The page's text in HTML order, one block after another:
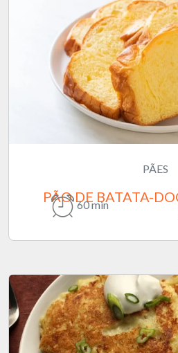
PÃES
PÃO DE BATATA-
60 min